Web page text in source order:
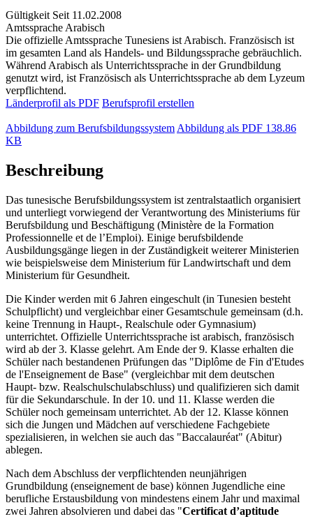
Gültigkeit Seit 11.02.2008
Amtssprache Arabisch
Die offizielle Amtssprache Tunesiens ist Arabisch. Französisch ist
im gesamten Land als Handels- und Bildungssprache gebräuchlich.
Während Arabisch als Unterrichtssprache in der Grundbildung
genutzt wird, ist Französisch als Unterrichtssprache ab dem Lyzeum
verpflichtend.
Länderprofil als PDF Berufsprofil erstellen
Abbildung zum Berufsbildungssystem Abbildung als PDF 138.86
KB
Beschreibung
Das tunesische Berufsbildungssystem ist zentralstaatlich organisiert
und unterliegt vorwiegend der Verantwortung des Ministeriums für
Berufsbildung und Beschäftigung (Ministère de la Formation
Professionnelle et de l’Emploi). Einige berufsbildende
Ausbildungsgänge liegen in der Zuständigkeit weiterer Ministerien
wie beispielsweise dem Ministerium für Landwirtschaft und dem
Ministerium für Gesundheit.
Die Kinder werden mit 6 Jahren eingeschult (in Tunesien besteht
Schulpflicht) und vergleichbar einer Gesamtschule gemeinsam (d.h.
keine Trennung in Haupt-, Realschule oder Gymnasium)
unterrichtet. Offizielle Unterrichtssprache ist arabisch, französisch
wird ab der 3. Klasse gelehrt. Am Ende der 9. Klasse erhalten die
Schüler nach bestandenen Prüfungen das "Diplôme de Fin d'Etudes
de l'Enseignement de Base" (vergleichbar mit dem deutschen
Haupt- bzw. Realschulschulabschluss) und qualifizieren sich damit
für die Sekundarschule. In der 10. und 11. Klasse werden die
Schüler noch gemeinsam unterrichtet. Ab der 12. Klasse können
sich die Jungen und Mädchen auf verschiedene Fachgebiete
spezialisieren, in welchen sie auch das "Baccalauréat" (Abitur)
ablegen.
Nach dem Abschluss der verpflichtenden neunjährigen
Grundbildung (enseignement de base) können Jugendliche eine
berufliche Erstausbildung von mindestens einem Jahr und maximal
zwei Jahren absolvieren und dabei das "Certificat d’aptitude